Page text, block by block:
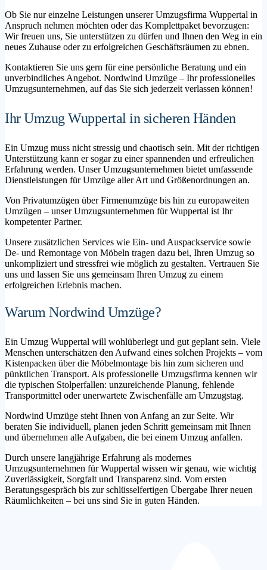
Ob Sie nur einzelne Leistungen unserer Umzugsfirma Wuppertal in
Anspruch nehmen möchten oder das Komplettpaket bevorzugen:
Wir freuen uns, Sie unterstützen zu dürfen und Ihnen den Weg in ein
neues Zuhause oder zu erfolgreichen Geschäftsräumen zu ebnen.
Kontaktieren Sie uns gern für eine persönliche Beratung und ein
unverbindliches Angebot. Nordwind Umzüge – Ihr professionelles
Umzugsunternehmen, auf das Sie sich jederzeit verlassen können!
Ihr Umzug Wuppertal in sicheren Händen
Ein Umzug muss nicht stressig und chaotisch sein. Mit der richtigen
Unterstützung kann er sogar zu einer spannenden und erfreulichen
Erfahrung werden. Unser Umzugsunternehmen bietet umfassende
Dienstleistungen für Umzüge aller Art und Größenordnungen an.
Von Privatumzügen über Firmenumzüge bis hin zu europaweiten
Umzügen – unser Umzugsunternehmen für Wuppertal ist Ihr
kompetenter Partner.
Unsere zusätzlichen Services wie Ein- und Auspackservice sowie
De- und Remontage von Möbeln tragen dazu bei, Ihren Umzug so
unkompliziert und stressfrei wie möglich zu gestalten. Vertrauen Sie
uns und lassen Sie uns gemeinsam Ihren Umzug zu einem
erfolgreichen Erlebnis machen.
Warum Nordwind Umzüge?
Ein Umzug Wuppertal will wohlüberlegt und gut geplant sein. Viele
Menschen unterschätzen den Aufwand eines solchen Projekts – vom
Kistenpacken über die Möbelmontage bis hin zum sicheren und
pünktlichen Transport. Als professionelle Umzugsfirma kennen wir
die typischen Stolperfallen: unzureichende Planung, fehlende
Transportmittel oder unerwartete Zwischenfälle am Umzugstag.
Nordwind Umzüge steht Ihnen von Anfang an zur Seite. Wir
beraten Sie individuell, planen jeden Schritt gemeinsam mit Ihnen
und übernehmen alle Aufgaben, die bei einem Umzug anfallen.
Durch unsere langjährige Erfahrung als modernes
Umzugsunternehmen für Wuppertal wissen wir genau, wie wichtig
Zuverlässigkeit, Sorgfalt und Transparenz sind. Vom ersten
Beratungsgespräch bis zur schlüsselfertigen Übergabe Ihrer neuen
Räumlichkeiten – bei uns sind Sie in guten Händen.